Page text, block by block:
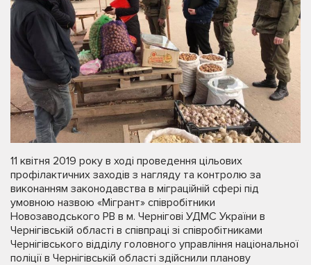
11 квітня 2019 року в ході проведення цільових
профілактичних заходів з нагляду та контролю за
виконанням законодавства в міграційній сфері під
умовною назвою «Мігрант» співробітники
Новозаводського РВ в м. Чернігові УДМС України в
Чернігівській області в співпраці зі співробітниками
Чернігівського відділу головного управління національної
поліції в Чернігівській області здійснили планову